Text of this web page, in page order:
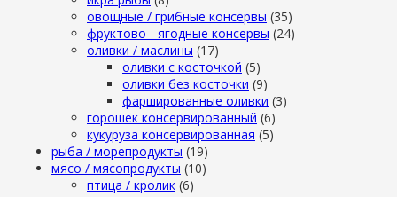
овощные / грибные консервы (35)
фруктово - ягодные консервы (24)
оливки / маслины (17)
оливки с косточкой (5)
оливки без косточки (9)
фаршированные оливки (3)
горошек консервированный (6)
кукуруза консервированная (5)
рыба / морепродукты (19)
мясо / мясопродукты (10)
птица / кролик (6)